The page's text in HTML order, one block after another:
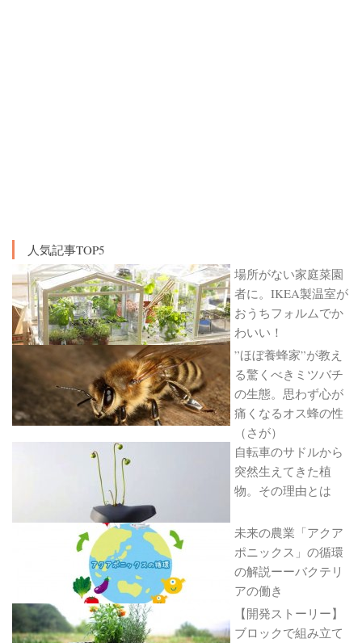
人気記事TOP5
場所がない家庭菜園
者に。IKEA製温室が
おうちフォルムでか
わいい！
”ほぼ養蜂家”が教え
る驚くべきミツバチ
の生態。思わず心が
痛くなるオス蜂の性
（さが）
自転車のサドルから
突然生えてきた植
物。その理由とは
未来の農業「アクア
ポニックス」の循環
の解説ーーバクテリ
アの働き
【開発ストーリー】
ブロックで組み立て